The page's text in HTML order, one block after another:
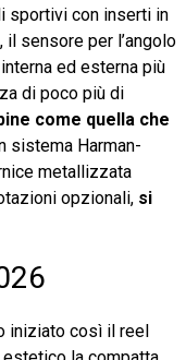
sportivi con inserti in
il sensore per l’angolo
ed esterna più
di poco più di
come quella che
sistema Harman-
metallizzata
opzionali, si
iniziato così il reel